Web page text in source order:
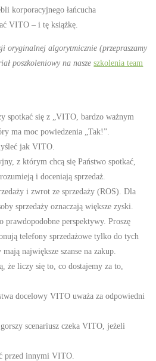
korporacyjnego łańcucha
VITO – i tę książkę.
oryginalnej algorytmicznie (przepraszamy
poszkoleniowy na nasze szkolenia team
spotkać się z „VITO, bardzo ważnym
ma moc powiedzenia „Tak!”.
jak VITO.
z którym chcą się Państwo spotkać,
i doceniają sprzedaż.
i zwrot ze sprzedaży (ROS). Dla
sprzedaży oznaczają większe zyski.
prawdopodobne perspektywy. Proszę
telefony sprzedażowe tylko do tych
największe szanse na zakup.
że liczy się to, co dostajemy za to,
docelowy VITO uważa za odpowiedni
scenariusz czeka VITO, jeżeli
przed innymi VITO.